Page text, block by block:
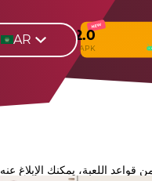
NEW
Yareel 2.0
& APK
AR